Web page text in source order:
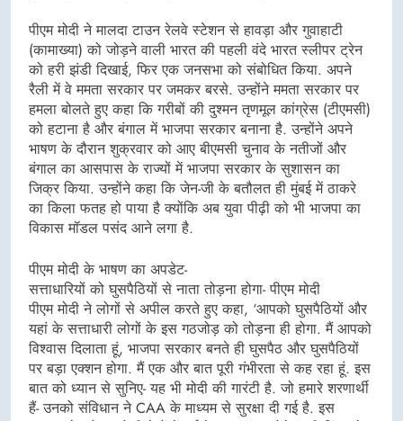
पीएम मोदी ने मालदा टाउन रेलवे स्टेशन से हावड़ा और गुवाहाटी
(कामाख्या) को जोड़ने वाली भारत की पहली वंदे भारत स्लीपर ट्रेन
को हरी झंडी दिखाई, फिर एक जनसभा को संबोधित किया. अपने
रैली में वे ममता सरकार पर जमकर बरसे. उन्होंने ममता सरकार पर
हमला बोलते हुए कहा कि गरीबों की दुश्मन तृणमूल कांग्रेस (टीएमसी)
को हटाना है और बंगाल में भाजपा सरकार बनाना है. उन्होंने अपने
भाषण के दौरान शुक्रवार को आए बीएमसी चुनाव के नतीजों और
बंगाल का आसपास के राज्यों में भाजपा सरकार के सुशासन का
जिक्र किया. उन्होंने कहा कि जेन-जी के बतौलत ही मुंबई में ठाकरे
का किला फतह हो पाया है क्योंकि अब युवा पीढ़ी को भी भाजपा का
विकास मॉडल पसंद आने लगा है.
पीएम मोदी के भाषण का अपडेट-
सत्ताधारियों को घुसपैठियों से नाता तोड़ना होगा- पीएम मोदी
पीएम मोदी ने लोगों से अपील करते हुए कहा, ‘आपको घुसपैठियों और
यहां के सत्ताधारी लोगों के इस गठजोड़ को तोड़ना ही होगा. मैं आपको
विश्वास दिलाता हूं, भाजपा सरकार बनते ही घुसपैठ और घुसपैठियों
पर बड़ा एक्शन होगा. मैं एक और बात पूरी गंभीरता से कह रहा हूं. इस
बात को ध्यान से सुनिए- यह भी मोदी की गारंटी है. जो हमारे शरणार्थी
हैं- उनको संविधान ने CAA के माध्यम से सुरक्षा दी गई है. इस